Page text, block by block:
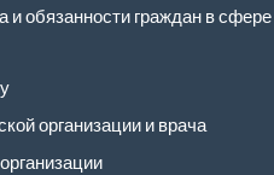
и обязанности граждан в сфере
организации и врача